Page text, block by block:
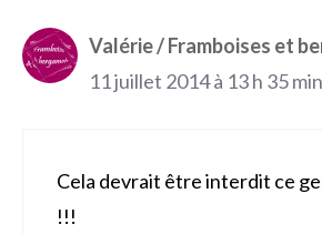
Valérie / Framboises et
11 juillet 2014 à 13 h 35 min
Cela devrait être interdit ce
!!!